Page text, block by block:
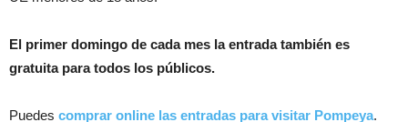
El primer domingo de cada mes la entrada también es
gratuita para todos los públicos.
Puedes comprar online las entradas para visitar Pompeya.